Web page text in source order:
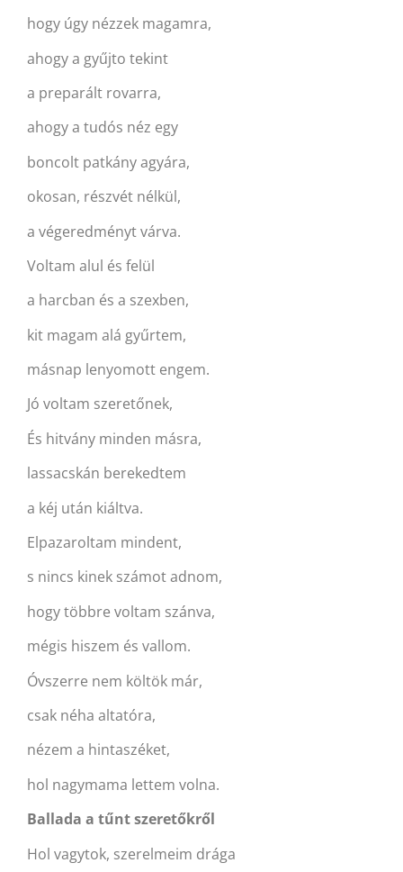
hogy úgy nézzek magamra,
ahogy a gyűjto tekint
a preparált rovarra,
ahogy a tudós néz egy
boncolt patkány agyára,
okosan, részvét nélkül,
a végeredményt várva.
Voltam alul és felül
a harcban és a szexben,
kit magam alá gyűrtem,
másnap lenyomott engem.
Jó voltam szeretőnek,
És hitvány minden másra,
lassacskán berekedtem
a kéj után kiáltva.
Elpazaroltam mindent,
s nincs kinek számot adnom,
hogy többre voltam szánva,
mégis hiszem és vallom.
Óvszerre nem költök már,
csak néha altatóra,
nézem a hintaszéket,
hol nagymama lettem volna.
Ballada a tűnt szeretőkről
Hol vagytok, szerelmeim drága